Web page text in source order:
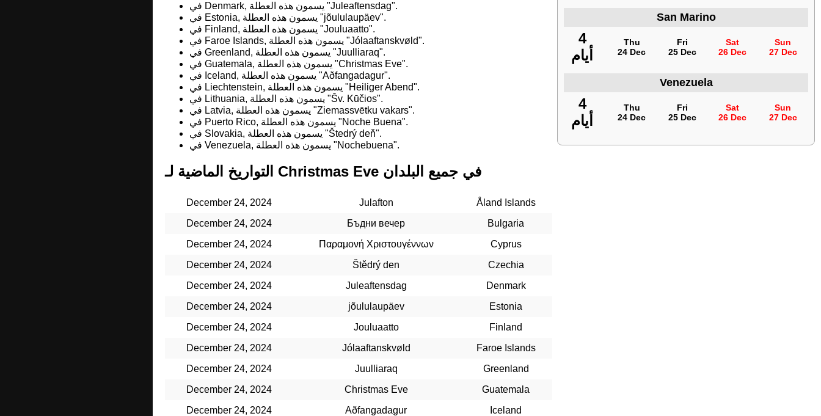
في Denmark, يسمون هذه العطلة "Juleaftensdag".
في Estonia, يسمون هذه العطلة "jõululaupäev".
في Finland, يسمون هذه العطلة "Jouluaatto".
في Faroe Islands, يسمون هذه العطلة "Jólaaftanskvøld".
في Greenland, يسمون هذه العطلة "Juulliaraq".
في Guatemala, يسمون هذه العطلة "Christmas Eve".
في Iceland, يسمون هذه العطلة "Aðfangadagur".
في Liechtenstein, يسمون هذه العطلة "Heiliger Abend".
في Lithuania, يسمون هذه العطلة "Šv. Kūčios".
في Latvia, يسمون هذه العطلة "Ziemassvētku vakars".
في Puerto Rico, يسمون هذه العطلة "Noche Buena".
في Slovakia, يسمون هذه العطلة "Štedrý deň".
في Venezuela, يسمون هذه العطلة "Nochebuena".
التواريخ الماضية لـ Christmas Eve في جميع البلدان
December 24, 2024 Julafton
Åland Islands
December 24, 2024
Бъдни вечер
Bulgaria
December 24, 2024
Παραμονή Χριστουγέννων
Cyprus
December 24, 2024
Štědrý den
Czechia
December 24, 2024
Juleaftensdag
Denmark
December 24, 2024
jõululaupäev
Estonia
December 24, 2024
Jouluaatto
Finland
December 24, 2024
Jólaaftanskvøld
Faroe Islands
December 24, 2024
Juulliaraq
Greenland
December 24, 2024
Christmas Eve
Guatemala
December 24, 2024
Aðfangadagur
Iceland
San Marino
4
أيام
Thu
24 Dec
Fri
25 Dec
Sat
26 Dec
Sun
27 Dec
Venezuela
4
أيام
Thu
24 Dec
Fri
25 Dec
Sat
26 Dec
Sun
27 Dec